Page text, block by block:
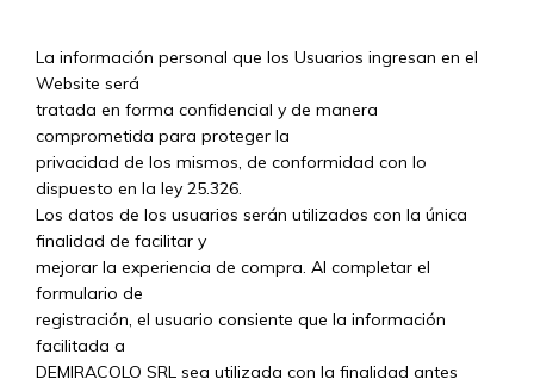
La información personal que los Usuarios ingresan en el
Website será
tratada en forma confidencial y de manera
comprometida para proteger la
privacidad de los mismos, de conformidad con lo
dispuesto en la ley 25.326.
Los datos de los usuarios serán utilizados con la única
finalidad de facilitar y
mejorar la experiencia de compra. Al completar el
formulario de
registración, el usuario consiente que la información
facilitada a
DEMIRACOLO SRL sea utilizada con la finalidad antes